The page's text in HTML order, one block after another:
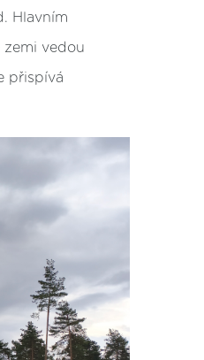
Hlavním
zemi vedou
přispívá